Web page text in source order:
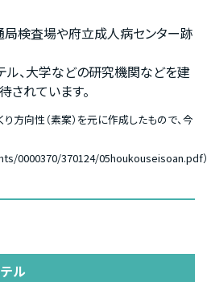
検査場や府立成人病センター跡
ル、大学などの研究機関などを建
されています。
方向性（素案）を元に作成したもので、今
0000370/370124/05houkouseisoan.pdf）
ル